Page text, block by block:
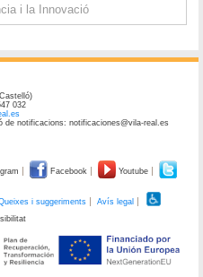
i la Innovació
032
de notificacions: notificaciones@vila-real.es
Facebook Youtube
i suggeriments
Avís legal